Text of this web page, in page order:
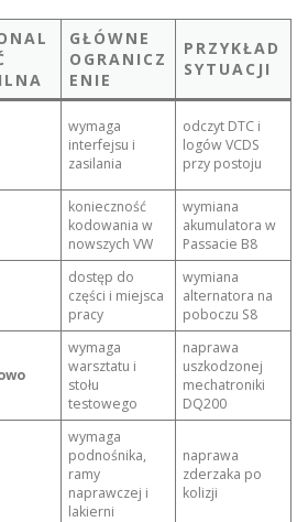
GŁÓWNE
OGRANICZ
ENIE
PRZYKŁAD
SYTUACJI
wymaga
interfejsu i
zasilania
odczyt DTC i
logów VCDS
przy postoju
konieczność
kodowania w
nowszych VW
wymiana
akumulatora w
Passacie B8
dostęp do
części i miejsca
pracy
wymiana
alternatora na
poboczu S8
wymaga
warsztatu i
stołu
testowego
naprawa
uszkodzonej
mechatroniki
DQ200
wymaga
podnośnika,
ramy
naprawczej i
lakierni
naprawa
zderzaka po
kolizji